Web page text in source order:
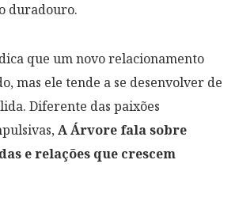
duradouro.
que um novo relacionamento
mas ele tende a se desenvolver de
Diferente das paixões
A Árvore fala sobre
e relações que crescem